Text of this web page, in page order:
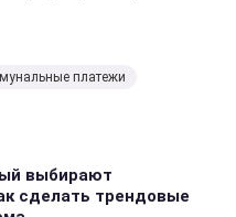
платежи
выбирают
сделать трендовые